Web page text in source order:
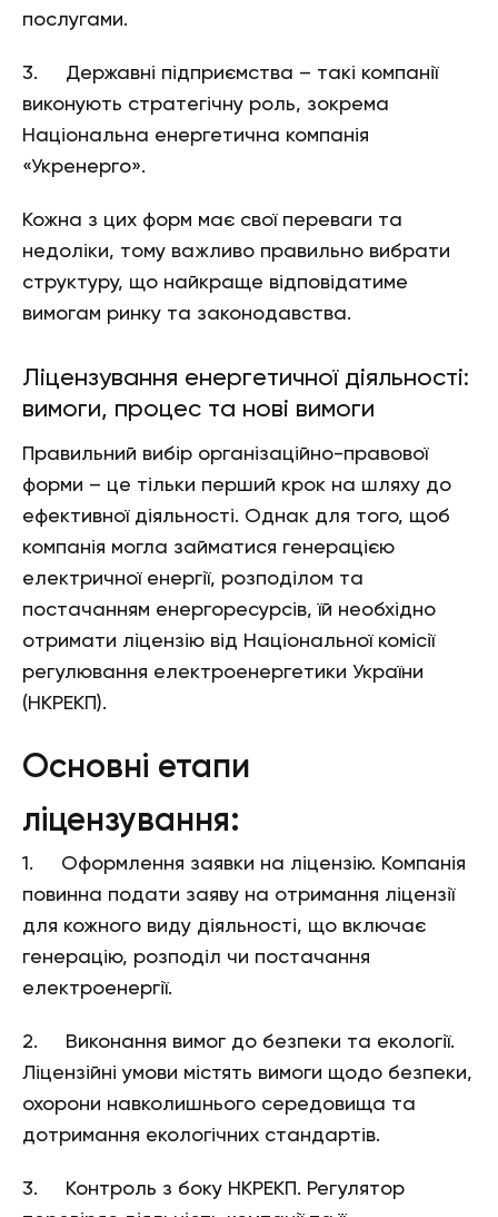
послугами.
3. Державні підприємства – такі компанії
виконують стратегічну роль, зокрема
Національна енергетична компанія
«Укренерго».
Кожна з цих форм має свої переваги та
недоліки, тому важливо правильно вибрати
структуру, що найкраще відповідатиме
вимогам ринку та законодавства.
Ліцензування енергетичної діяльності:
вимоги, процес та нові вимоги
Правильний вибір організаційно-правової
форми – це тільки перший крок на шляху до
ефективної діяльності. Однак для того, щоб
компанія могла займатися генерацією
електричної енергії, розподілом та
постачанням енергоресурсів, їй необхідно
отримати ліцензію від Національної комісії
регулювання електроенергетики України
(НКРЕКП).
Основні етапи
ліцензування:
1. Оформлення заявки на ліцензію. Компанія
повинна подати заяву на отримання ліцензії
для кожного виду діяльності, що включає
генерацію, розподіл чи постачання
електроенергії.
2. Виконання вимог до безпеки та екології.
Ліцензійні умови містять вимоги щодо безпеки,
охорони навколишнього середовища та
дотримання екологічних стандартів.
3. Контроль з боку НКРЕКП. Регулятор